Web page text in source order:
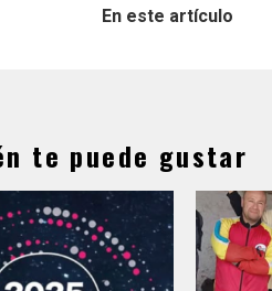
En este artículo
te puede gustar